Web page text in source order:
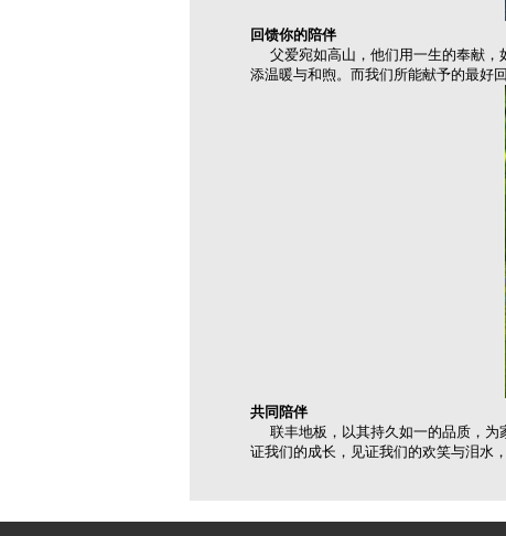
回馈你的陪伴
父爱宛如高山，他们用一生的奉献，
添温暖与和煦。而我们所能献予的最好
共同陪伴
联丰地板，以其持久如一的品质，为
证我们的成长，见证我们的欢笑与泪水